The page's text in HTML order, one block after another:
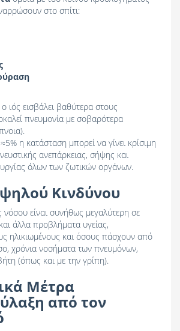
στο σπίτι:
ιός εισβάλει βαθύτερα στους
πνευμονία με σοβαρότερα
η κατάσταση μπορεί να γίνει κρίσιμη
ανεπάρκειας, σήψης και
όλων των ζωτικών οργάνων.
Κινδύνου
είναι συνήθως μεγαλύτερη σε
άλλα προβλήματα υγείας,
ηλικιωμένους και όσους πάσχουν από
χρόνια νοσήματα των πνευμόνων,
(όπως και με την γρίπη).
Μέτρα
από τον